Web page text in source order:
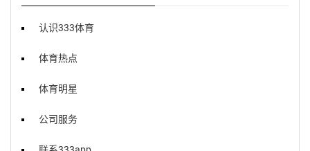
认识333体育
体育热点
体育明星
公司服务